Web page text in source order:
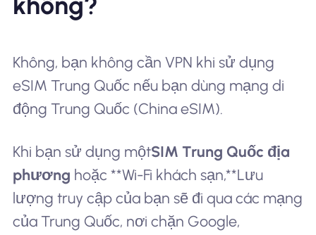
Không, bạn không cần VPN khi sử dụng
eSIM Trung Quốc nếu bạn dùng mạng di
động Trung Quốc (China eSIM).
Khi bạn sử dụng mộtSIM Trung Quốc địa
phương hoặc **Wi-Fi khách sạn,**Lưu
lượng truy cập của bạn sẽ đi qua các mạng
của Trung Quốc, nơi chặn Google,